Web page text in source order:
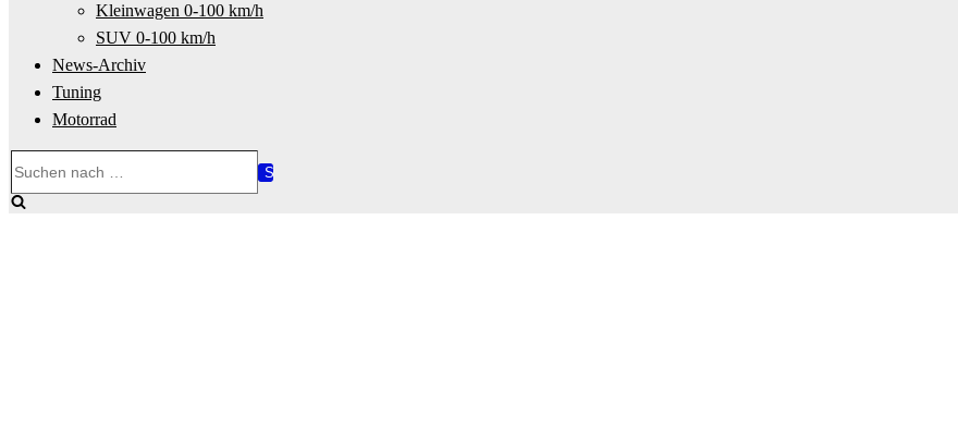
Kleinwagen 0-100 km/h
SUV 0-100 km/h
News-Archiv
Tuning
Motorrad
nach …